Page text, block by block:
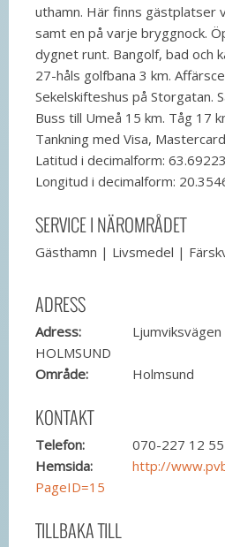
uthamn. Här finns gästplatser
samt en på varje bryggnock.
dygnet runt. Bangolf, bad och
27-håls golfbana 3 km.
Sekelskifteshus på Storgatan.
Buss till Umeå 15 km. Tåg 17
Tankning med Visa,
Latitud i decimalform: 63.69223
Longitud i decimalform:
SERVICE I NÄROMRÅDET
Gästhamn | Livsmedel |
ADRESS
Adress:
HOLMSUND
Område:
Holmsund
KONTAKT
Telefon:
070-227 12 55
Hemsida:
http://
PageID=15
TILLBAKA TILL